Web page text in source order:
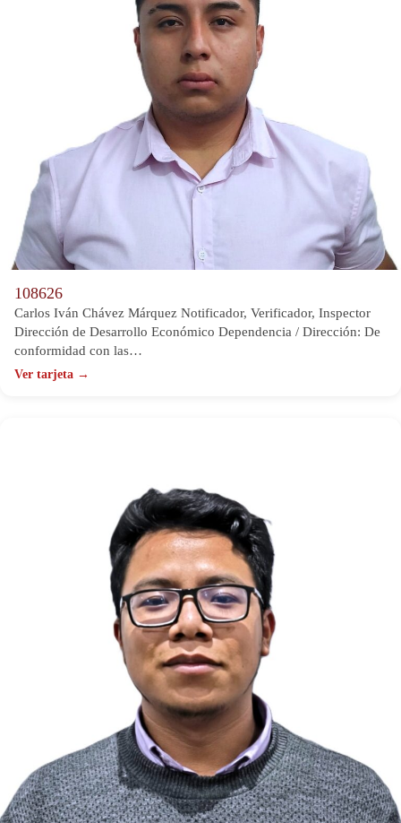
108626
Carlos Iván Chávez Márquez Notificador, Verificador, Inspector
Dirección de Desarrollo Económico Dependencia / Dirección: De
conformidad con las…
Ver tarjeta →